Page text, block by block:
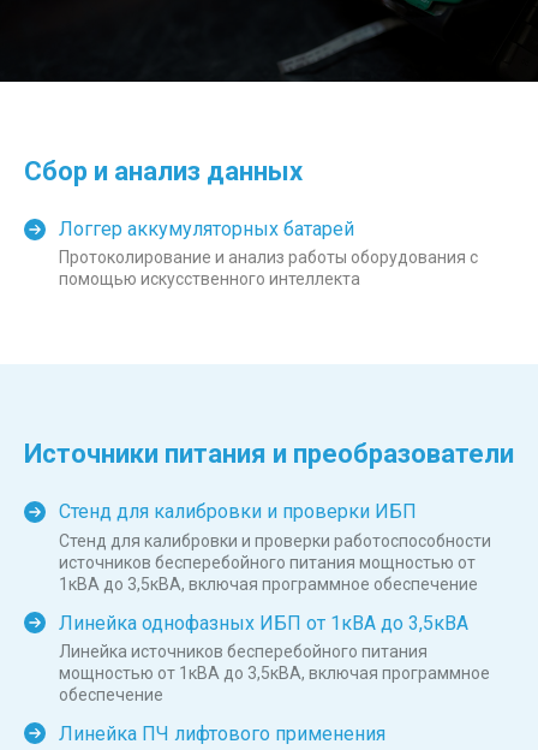
Сбор и анализ данных
Логгер аккумуляторных батарей
Протоколирование и анализ работы оборудования с
помощью искусственного интеллекта
Источники питания и преобразователи
Стенд для калибровки и проверки ИБП
Cтенд для калибровки и проверки работоспособности
источников бесперебойного питания мощностью от
1кВА до 3,5кВА, включая программное обеспечение
Линейка однофазных ИБП от 1кВА до 3,5кВА
Линейка источников бесперебойного питания
мощностью от 1кВА до 3,5кВА, включая программное
обеспечение
Линейка ПЧ лифтового применения